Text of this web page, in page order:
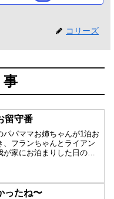
コリーズ
留守番
パパママお姉ちゃんが1泊お
、フランちゃんとライアン
が家にお泊まりした日のお
・・わずかに残っている雪
のが気...
ったね〜